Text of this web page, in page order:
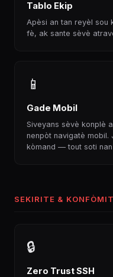
Tablo Ekip
Apèsi an tan reyèl sou
fè, ak sante sèvè
📱
Gade Mobil
Siveyans sèvè konplè
nenpòt navigatè mobil.
kòmand — tout soti
SEKIRITE &
🔒
Zero Trust SSH